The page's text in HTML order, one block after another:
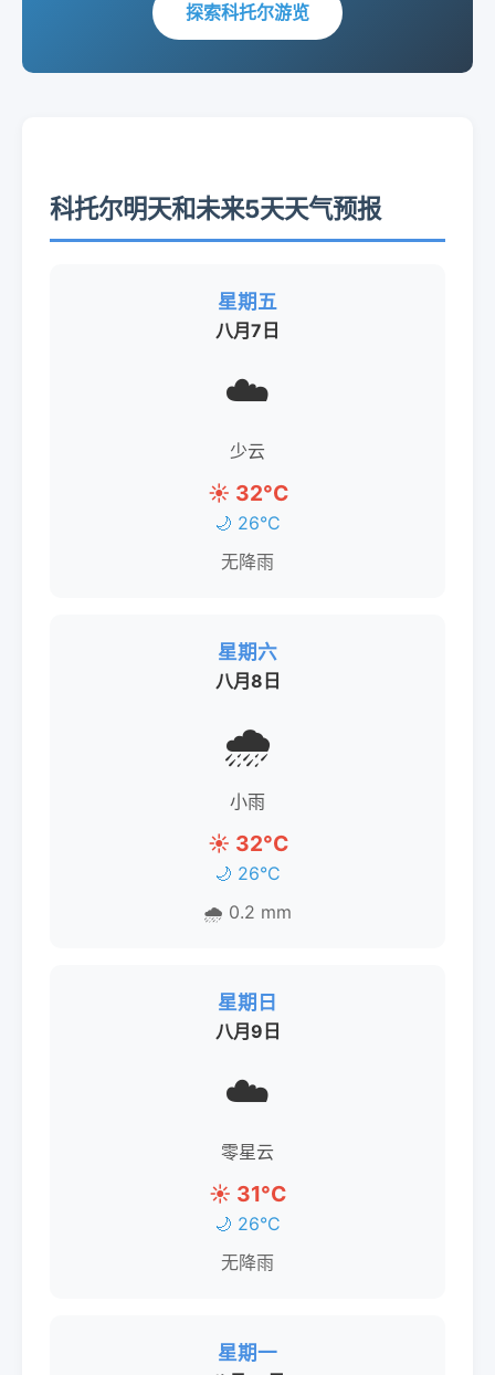
探索科托尔游览
科托尔明天和未来5天天气预报
星期五
八月7日
☁️
少云
☀️ 32°C
🌙 26°C
无降雨
星期六
八月8日
🌧️
小雨
☀️ 32°C
🌙 26°C
🌧️ 0.2 mm
星期日
八月9日
☁️
零星云
☀️ 31°C
🌙 26°C
无降雨
星期一